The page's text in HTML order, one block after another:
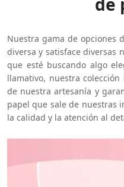
Nuestra gama de opciones
diversa y satisface diversas
que esté buscando algo
llamativo, nuestra
de nuestra artesanía y
papel que sale de nuestras
la calidad y la atención al